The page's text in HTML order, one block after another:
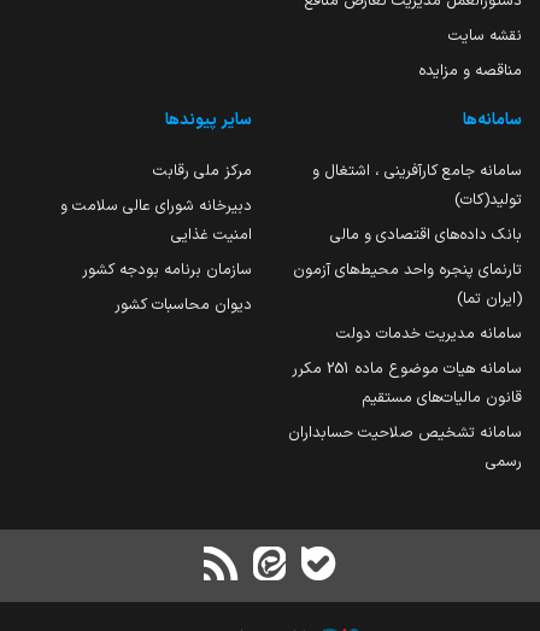
نقشه سایت
مناقصه و مزایده
سامانه‌ها
سامانه جامع کارآفرینی ، اشتغال و
تولید(کات)
بانک داده‌های اقتصادی و مالی
تارنمای پنجره واحد محیط‌های آزمون
(ایران تما)
سامانه مدیریت خدمات دولت
سامانه هیات موضوع ماده 251 مکرر
قانون مالیات‌های مستقیم
سامانه تشخیص صلاحیت حسابداران
رسمی
سایر پیوندها
مرکز ملی رقابت
دبیرخانه شورای عالی سلامت و
امنیت غذایی
سازمان برنامه بودجه کشور
دیوان محاسبات کشور